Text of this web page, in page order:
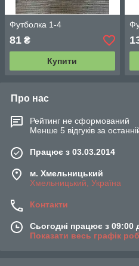
Футболка 1-4
81 ₴
Купити
Про нас
Рейтинг не сформований
Менше 5 відгуків за
Працює з 03.03.2014
м. Хмельницький
Хмельницький, Україна
Контакти
Сьогодні працює з 09:00
Показати весь графік